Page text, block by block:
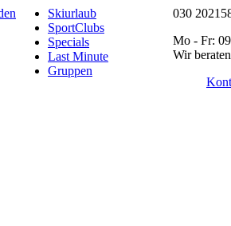
Skiurlaub
SportClubs
Specials
Last Minute
Gruppen
030
Mo - Fr:
Wir